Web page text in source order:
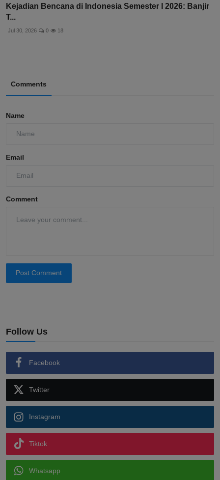
Kejadian Bencana di Indonesia Semester I 2026: Banjir
T...
Jul 30, 2026 0 18
Comments
Name
Email
Comment
Post Comment
Follow Us
Facebook
Twitter
Instagram
Tiktok
Whatsapp